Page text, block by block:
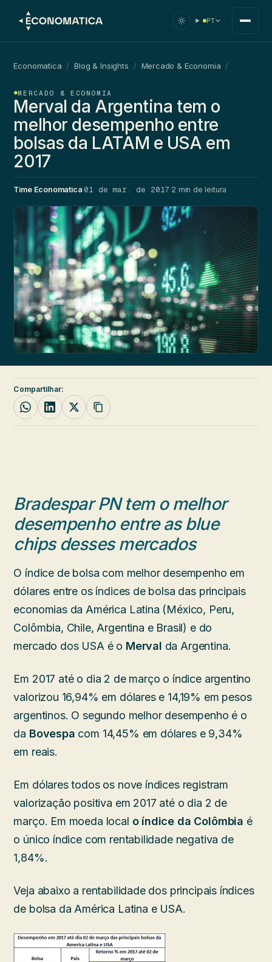
PT
Economatica / Blog & Insights / Mercado & Economia /
MERCADO & ECONOMIA
Merval da Argentina tem o
melhor desempenho entre
bolsas da LATAM e USA em
2017
Time Economatica·01 de mar. de 2017·2 min de leitura
Compartilhar:
Bradespar PN tem o melhor
desempenho entre as blue
chips desses mercados
O índice de bolsa com melhor desempenho em
dólares entre os índices de bolsa das principais
economias da América Latina (México, Peru,
Colômbia, Chile, Argentina e Brasil) e do
mercado dos USA é o Merval da Argentina.
Em 2017 até o dia 2 de março o índice argentino
valorizou 16,94% em dólares e 14,19% em pesos
argentinos. O segundo melhor desempenho é o
da Bovespa com 14,45% em dólares e 9,34%
em reais.
Em dólares todos os nove índices registram
valorização positiva em 2017 até o dia 2 de
março. Em moeda local o índice da Colômbia é
o único índice com rentabilidade negativa de
1,84%.
Veja abaixo a rentabilidade dos principais índices
de bolsa da América Latina e USA.